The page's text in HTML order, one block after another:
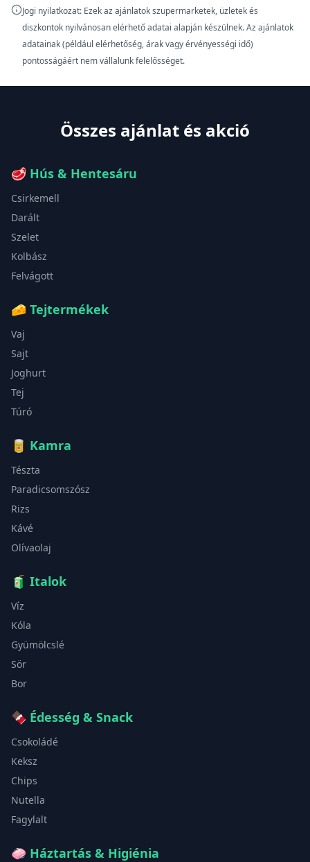
Jogi nyilatkozat: Ezek az ajánlatok szupermarketek, üzletek és
diszkontok nyilvánosan elérhető adatai alapján készülnek. Az ajánlatok
adatainak (például elérhetőség, árak vagy érvényességi idő)
pontosságáért nem vállalunk felelősséget.
Összes ajánlat és akció
🥩 Hús & Hentesáru
Csirkemell
Darált
Szelet
Kolbász
Felvágott
🧀 Tejtermékek
Vaj
Sajt
Joghurt
Tej
Túró
🥫 Kamra
Tészta
Paradicsomszósz
Rizs
Kávé
Olívaolaj
🧃 Italok
Víz
Kóla
Gyümölcslé
Sör
Bor
🍫 Édesség & Snack
Csokoládé
Keksz
Chips
Nutella
Fagylalt
🧼 Háztartás & Higiénia